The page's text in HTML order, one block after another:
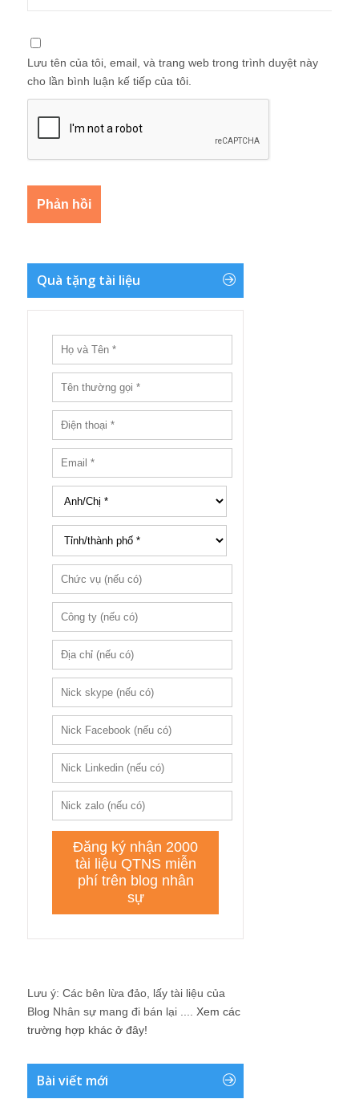
Lưu tên của tôi, email, và trang web trong trình duyệt này
cho lần bình luận kế tiếp của tôi.
Quà tặng tài liệu
Lưu ý: Các bên lừa đảo, lấy tài liệu của
Blog Nhân sự mang đi bán lại .... Xem các
trường hợp khác ở đây!
Bài viết mới